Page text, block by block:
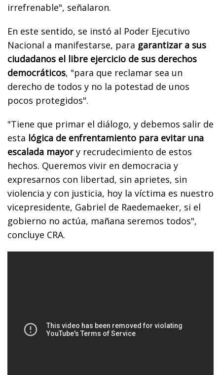
irrefrenable", señalaron.
En este sentido, se instó al Poder Ejecutivo
Nacional a manifestarse, para garantizar a sus
ciudadanos el libre ejercicio de sus derechos
democráticos, "para que reclamar sea un
derecho de todos y no la potestad de unos
pocos protegidos".
"Tiene que primar el diálogo, y debemos salir de
esta lógica de enfrentamiento para evitar una
escalada mayory recrudecimiento de estos
hechos. Queremos vivir en democracia y
expresarnos con libertad, sin aprietes, sin
violencia y con justicia, hoy la víctima es nuestro
vicepresidente, Gabriel de Raedemaeker, si el
gobierno no actúa, mañana seremos todos",
concluye CRA.